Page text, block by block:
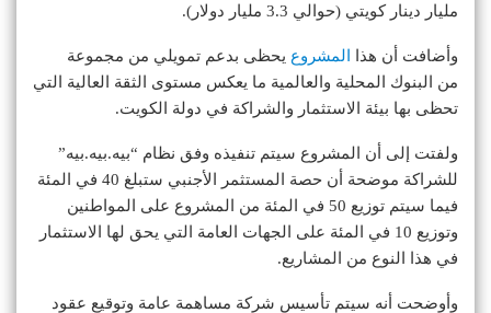
مليار دينار كويتي (حوالي 3.3 مليار دولار).
وأضافت أن هذا المشروع يحظى بدعم تمويلي من مجموعة
من البنوك المحلية والعالمية ما يعكس مستوى الثقة العالية التي
تحظى بها بيئة الاستثمار والشراكة في دولة الكويت.
ولفتت إلى أن المشروع سيتم تنفيذه وفق نظام “بيه.بيه.بيه”
للشراكة موضحة أن حصة المستثمر الأجنبي ستبلغ 40 في المئة
فيما سيتم توزيع 50 في المئة من المشروع على المواطنين
وتوزيع 10 في المئة على الجهات العامة التي يحق لها الاستثمار
في هذا النوع من المشاريع.
وأوضحت أنه سيتم تأسيس شركة مساهمة عامة وتوقيع عقود